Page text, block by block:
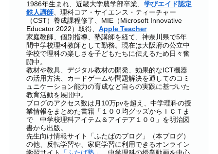
1986年生まれ、近畿大学農学部卒業、 学びエイド認定
鉄人講師、理科コア・サイエンス・ティーチャー
（CST）養成課程修了、MIE（Microsoft Innovative
Educator 2022）取得、 Apple Teacher
家庭教師、個別指導、塾講師を経て、神奈川県で5年
間中学校理科教師として勤務。現在は大阪府の公立中
学校で理科の楽しさを子どもたちに伝えるため日々奮
闘中。
教材や教具、デジタル教材の開発、効果的なICT機器
の活用方法、カードゲームや問題解決を通してのコミ
ュニケーション能力の育成など自らの実践に基づいた
教育活動を展開中。
ブログのアクセス数は月10万pvを超え、中学理科の授
業情報をまとめた書籍「１００均グッズからＩＣＴま
で 中学校理科アイテム＆アイデア１００」を明治図
書から出版。
先生向け情報サイト「ふたばのブログ」（本ブログ）
の他、反転学習や、家庭学習に利用できるオンライン